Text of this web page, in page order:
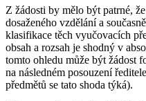
Z žádosti by mělo být patrné,
dosaženého vzdělání a
klasifikace těch vyučovacích
obsah a rozsah je shodný v
tomto ohledu může být žádost
na následném posouzení
předmětů se tato shoda týká).